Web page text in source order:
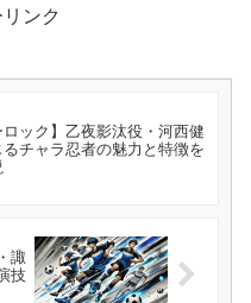
ンク
ロック】乙夜影汰役・河西健
チャラ忍者の魅力と特徴を
諏
技